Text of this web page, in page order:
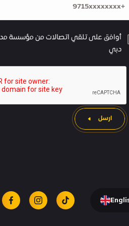
أوافق على تلقي اتصالات من مؤسسة
دبي
ارسل
tiktok
instagram